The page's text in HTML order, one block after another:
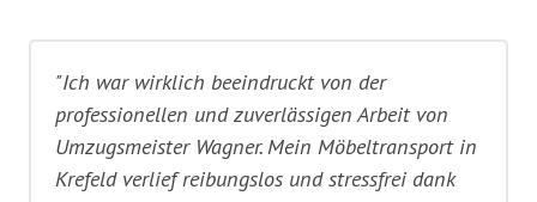
"Ich war wirklich beeindruckt von der
professionellen und zuverlässigen Arbeit von
Umzugsmeister Wagner. Mein Möbeltransport in
Krefeld verlief reibungslos und stressfrei dank